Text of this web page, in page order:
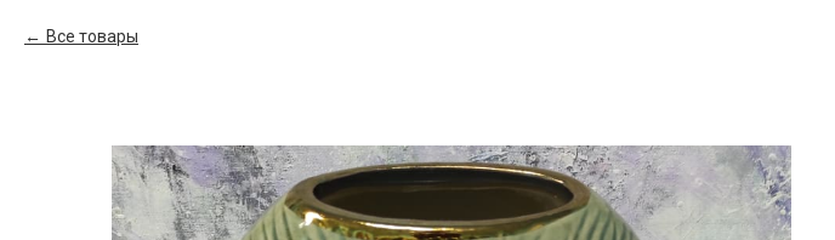
Все товары